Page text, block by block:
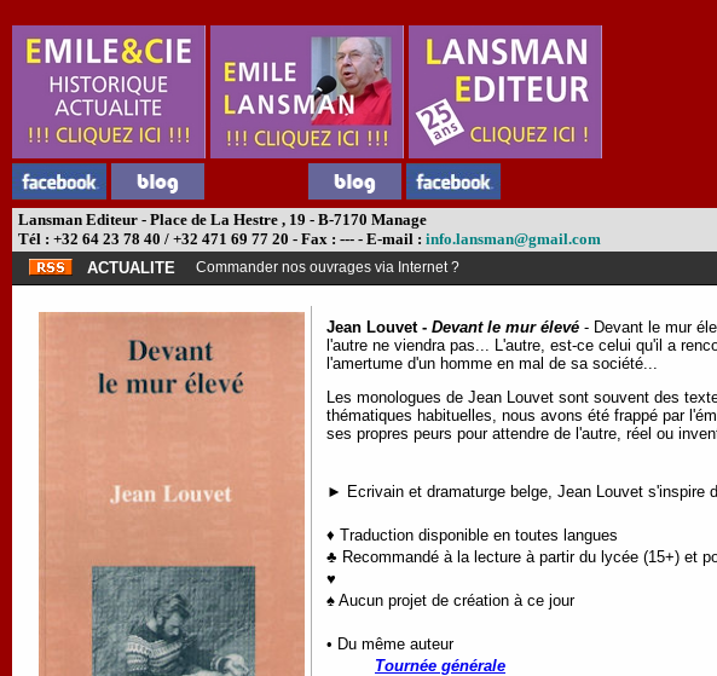
Lansman Editeur - Place de La Hestre , 19 - B-7170 Manage
Tél : +32 64 23 78 40 / +32 471 69 77 20 - Fax : --- - E-mail : info.lansman@gmail.com
ACTUALITE Commander nos ouvrages via Internet ?
Jean Louvet - Devant le mur élevé - Devant le mur
l'autre ne viendra pas... L'autre, est-ce celui qu'il a
l'amertume d'un homme en mal de sa société...
Les monologues de Jean Louvet sont souvent des
thématiques habituelles, nous avons été frappé par
ses propres peurs pour attendre de l'autre, réel ou
► Ecrivain et dramaturge belge, Jean Louvet s'inspire
♦ Traduction disponible en toutes langues
♣ Recommandé à la lecture à partir du lycée (15+) et
♥
♠ Aucun projet de création à ce jour
• Du même auteur
Tournée générale